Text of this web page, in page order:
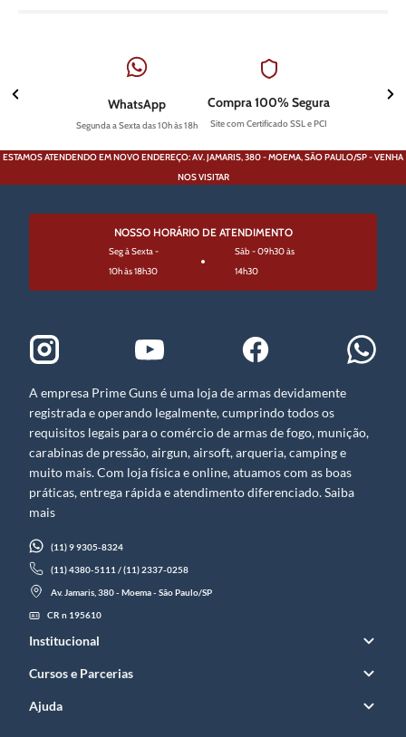
WhatsApp
Segunda a Sexta das 10h às 18h
Compra 100% Segura
Site com Certificado SSL e PCI
ESTAMOS ATENDENDO EM NOVO ENDEREÇO: AV. JAMARIS, 380 - MOEMA, SÃO PAULO/SP - VENHA
NOS VISITAR
NOSSO HORÁRIO DE ATENDIMENTO
Seg à Sexta -
10h às 18h30
Sáb - 09h30 às
14h30
A empresa Prime Guns é uma loja de armas devidamente
registrada e operando legalmente, cumprindo todos os
requisitos legais para o comércio de armas de fogo, munição,
carabinas de pressão, airgun, airsoft, arqueria, camping e
muito mais. Com loja física e online, atuamos com as boas
práticas, entrega rápida e atendimento diferenciado. Saiba
mais
(11) 9 9305-8324
(11) 4380-5111 / (11) 2337-0258
Av. Jamaris, 380 - Moema - São Paulo/SP
CR n 195610
Institucional
Cursos e Parcerias
Ajuda